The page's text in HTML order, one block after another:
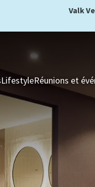
Valk
LifestyleRéunions et